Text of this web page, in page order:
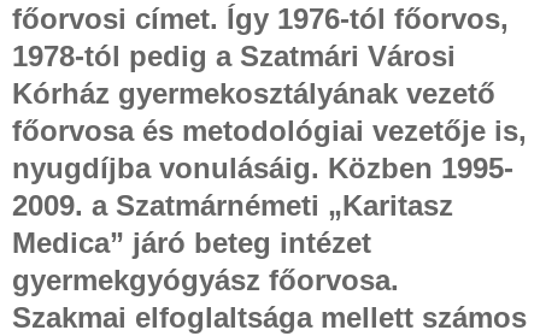
főorvosi címet. Így 1976-tól főorvos,
1978-tól pedig a Szatmári Városi
Kórház gyermekosztályának vezető
főorvosa és metodológiai vezetője is,
nyugdíjba vonulásáig. Közben 1995-
2009. a Szatmárnémeti „Karitasz
Medica” járó beteg intézet
gyermekgyógyász főorvosa.
Szakmai elfoglaltsága mellett számos